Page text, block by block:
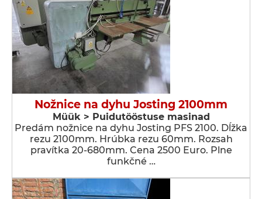
Nožnice na dyhu Josting 2100mm
Müük > Puidutööstuse masinad
Predám nožnice na dyhu Josting PFS 2100. Dĺžka
rezu 2100mm. Hrúbka rezu 60mm. Rozsah
pravítka 20-680mm. Cena 2500 Euro. Plne
funkčné …